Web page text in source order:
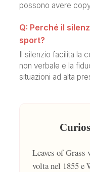
possono avere
Q: Perché il
sport?
Il silenzio facilita la
non verbale e la
situazioni ad alta
Leaves of Grass
volta nel 1855 e